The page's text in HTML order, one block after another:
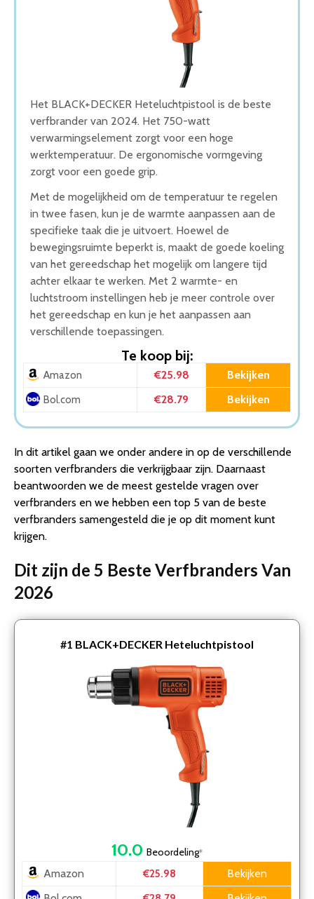
2. Beste Budget Verfbrander van 2026
3. Goede Prijs-Kwaliteit Verfbrander
Het BLACK+DECKER Heteluchtpistool is de beste
verfbrander van 2024. Het 750-watt
verwarmingselement zorgt voor een hoge
werktemperatuur. De ergonomische vormgeving
zorgt voor een goede grip.
Met de mogelijkheid om de temperatuur te regelen
in twee fasen, kun je de warmte aanpassen aan de
specifieke taak die je uitvoert. Hoewel de
bewegingsruimte beperkt is, maakt de goede koeling
van het gereedschap het mogelijk om langere tijd
achter elkaar te werken. Met 2 warmte- en
luchtstroom instellingen heb je meer controle over
het gereedschap en kun je het aanpassen aan
verschillende toepassingen.
Te koop bij:
Amazon €25.98 Bekijken
Bol.com €28.79 Bekijken
In dit artikel gaan we onder andere in op de verschillende
soorten verfbranders die verkrijgbaar zijn. Daarnaast
beantwoorden we de meest gestelde vragen over
verfbranders en we hebben een top 5 van de beste
verfbranders samengesteld die je op dit moment kunt
krijgen.
Dit zijn de 5 Beste Verfbranders Van
2026
#1 BLACK+DECKER Heteluchtpistool
10.0 Beoordeling*
Amazon €25.98
Bekijken